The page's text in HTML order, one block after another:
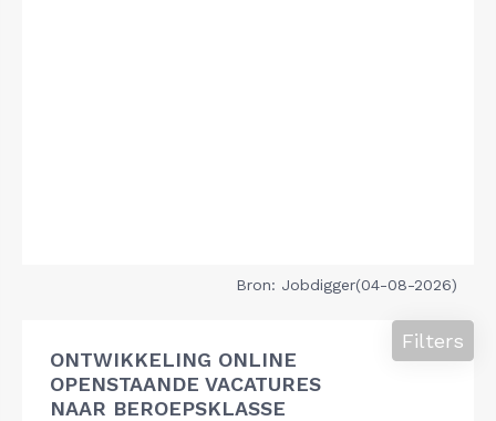
Bron: Jobdigger(04-08-2026)
ONTWIKKELING ONLINE
OPENSTAANDE VACATURES
NAAR BEROEPSKLASSE
Filters